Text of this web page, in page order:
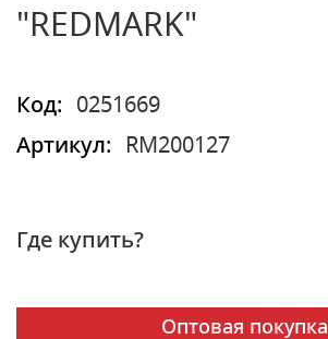
"REDMARK"
Код:
0251669
Артикул:
RM200127
Где купить?
Оптовая покупка